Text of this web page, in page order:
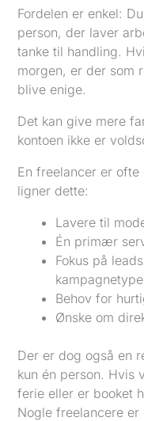
Fordelen er enkel:
person, der laver
tanke til handling.
morgen, er der som
blive enige.
Det kan give mere
kontoen ikke er
En freelancer er
ligner dette:
Lavere til
Én primær
Fokus på
Behov for
Ønske om
Der er dog også en
kun én person. Hvis
ferie eller er booket
Nogle freelancere